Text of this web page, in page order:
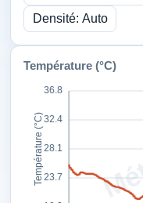
Densité: Auto
Température (°C)